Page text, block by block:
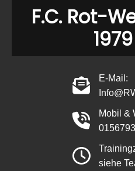
F.C. Rot-
E-Mail:
Mobil &
siehe